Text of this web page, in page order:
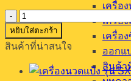
เครื่อ
เครื่อ
เครื่อ
ออกแ
สินค้า
จำนวน
เตา
อบ
พิซซ่า
pizzaoven
หยิบใส่ตะกร้า
สินค้าที่น่าสนใจ